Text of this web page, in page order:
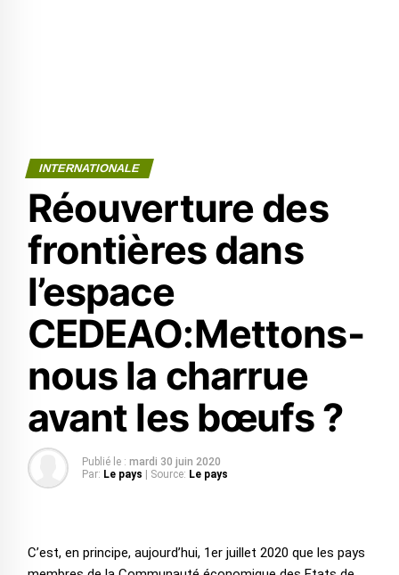
INTERNATIONALE
Réouverture des
frontières dans
l’espace
CEDEAO:Mettons-
nous la charrue
avant les bœufs ?
Publié le : mardi 30 juin 2020
Par: Le pays | Source: Le pays
C’est, en principe, aujourd’hui, 1er juillet 2020 que les pays